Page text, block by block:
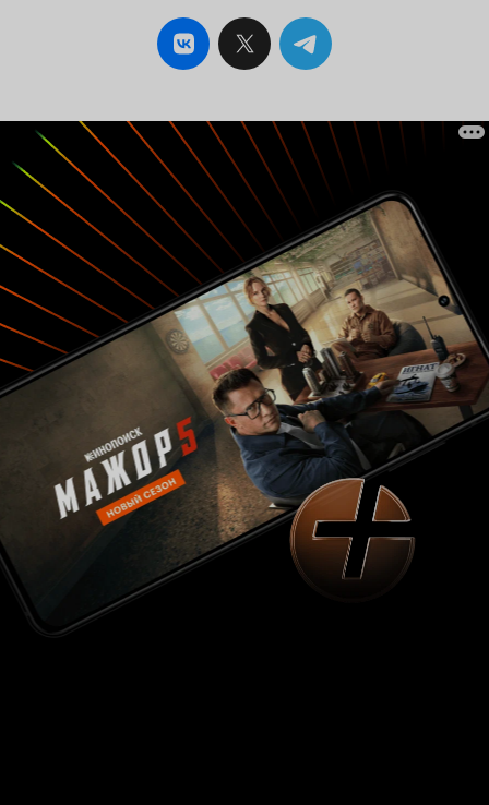
испортил сюжет. Вообще, фильмы Гаутама
Менона любой уважающий себя индоман знает
и любит. Они очень известны и популярны,
отличаются особой глубиной и
не вышло, правда. Что характерно -
потрясающая первая часть. История любви
студента колледжа Рагху с начинающей
актрисой Лекхой. На территорию колледжа
приехала съемочная группа, там ребята и
познакомились. Для Лекхи Рагху был, как
глоток воздуха, как частичка свободной жизни
- она была целиком и полностью в зависимости
от своего опекуна. Когда-то ее взяли под
опеку, не оговаривается, откуда и на каких
условиях, а потом, видя, что девочка красивая
- сделали из нее актрису, причем против ее
воли. Ну вот как-то так. И весь фильм о том, как
Рагху спасает Лекху из лап ее опекуна-
режиссера (с переменным успехом), который с
помощью фильмов еще и грязные деньги
отмывает. Вторая часть безбожно затянута, вот
прямо безбожно. Тема отношений Рагху с его
старшим братом вообще не раскрыта.
Показывают нам только то, что вот брат был,
потом ушел из семьи, потом обратно появился
в жизни Рагху, и сразу его убили. И все это под
сопровождение 'внутреннего голоса' Рагху.
Многие фильмы Гаутама Менона
характеризуются именно вот таким вот
сопровождением с голосами, но тут прямо